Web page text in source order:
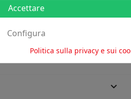
E SOLUZIONI 

Accettare
Configura
Politica sulla privacy e sui